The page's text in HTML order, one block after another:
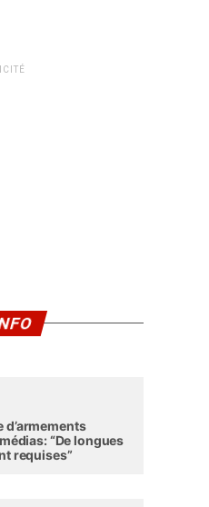
d’armements
“De longues
requises”